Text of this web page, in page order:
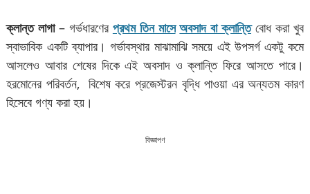
ক্লান্ত লাগা– গর্ভধারণের প্রথম তিন মাসে অবসাদ বা ক্লান্তিবোধ করা খুব
স্বাভাবিক একটি ব্যাপার। গর্ভাবস্থার মাঝামাঝি সময়ে এই উপসর্গ একটু কমে
আসলেও আবার শেষের দিকে এই অবসাদ ও ক্লান্তি ফিরে আসতে পারে।
হরমোনের পরিবর্তন, বিশেষ করে প্রজেস্টরন বৃদ্ধি পাওয়া এর অন্যতম কারণ
হিসেবে গণ্য করা হয়।
বিজ্ঞাপণ